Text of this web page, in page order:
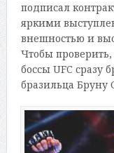
подписал
яркими
внешностью и
Чтобы
боссы UFC сразу
бразильца Бруну